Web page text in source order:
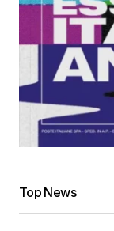
Top News